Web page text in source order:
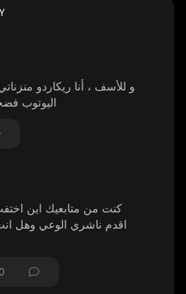
و للأسف ، أنا ريكاردو
اليوتوب
كنت من متابعيك اين
اقدم ناشري الوعي وهل
0